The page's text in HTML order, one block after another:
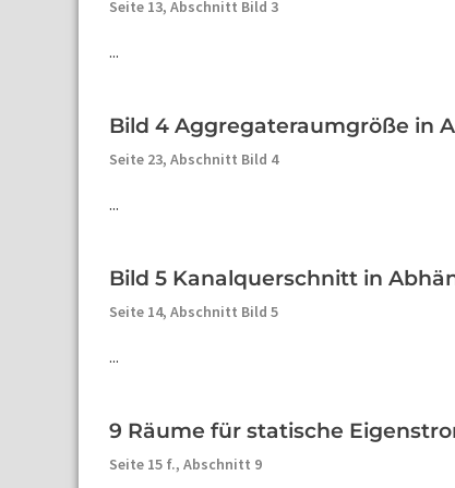
Seite 13, Abschnitt Bild 3
...
Bild 4 Aggregateraumgröße in
Seite 23, Abschnitt Bild 4
...
Bild 5 Kanalquerschnitt in
Seite 14, Abschnitt Bild 5
...
9 Räume für statische
Seite 15 f., Abschnitt 9